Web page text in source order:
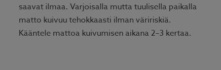
saavat ilmaa. Varjoisalla mutta tuulisella paikalla
matto kuivuu tehokkaasti ilman väririskiä.
Kääntele mattoa kuivumisen aikana 2–3 kertaa.